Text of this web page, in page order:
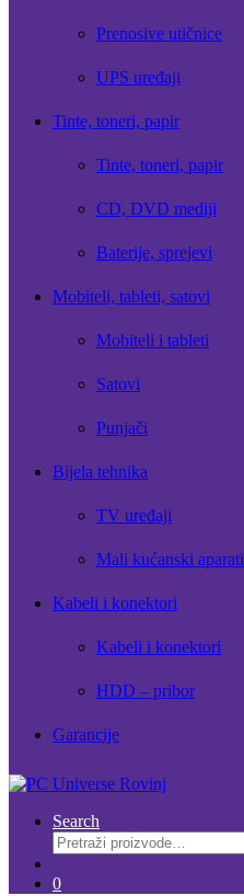
Prenosive utičnice
UPS uređaji
Tinte, toneri, papir
Tinte, toneri, papir
CD, DVD mediji
Baterije, sprejevi
Mobiteli, tableti, satovi
Mobiteli i tableti
Satovi
Punjači
Bijela tehnika
TV uređaji
Mali kućanski aparati
Kabeli i konektori
Kabeli i konektori
HDD – pribor
Garancije
Search
Pretraži:
0